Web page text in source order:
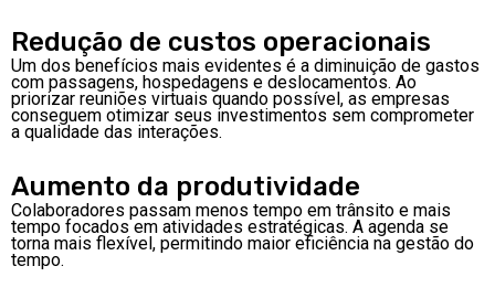
Redução de custos operacionais
Um dos benefícios mais evidentes é a diminuição de gastos
com passagens, hospedagens e deslocamentos. Ao
priorizar reuniões virtuais quando possível, as empresas
conseguem otimizar seus investimentos sem comprometer
a qualidade das interações.
Aumento da produtividade
Colaboradores passam menos tempo em trânsito e mais
tempo focados em atividades estratégicas. A agenda se
torna mais flexível, permitindo maior eficiência na gestão do
tempo.